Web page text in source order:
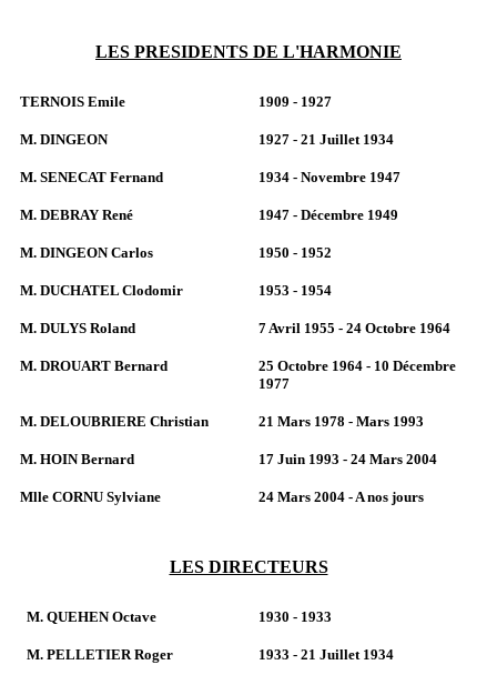
LES PRESIDENTS DE L'HARMONIE
TERNOIS Emile 1909 - 1927
M. DINGEON 1927 - 21 Juillet 1934
M. SENECAT Fernand 1934 - Novembre 1947
M. DEBRAY René 1947 - Décembre 1949
M. DINGEON Carlos 1950 - 1952
M. DUCHATEL Clodomir 1953 - 1954
M. DULYS Roland 7 Avril 1955 - 24 Octobre 1964
M. DROUART Bernard
25 Octobre 1964 - 10 Décembre
1977
M. DELOUBRIERE Christian 21 Mars 1978 - Mars 1993
M. HOIN Bernard 17 Juin 1993 - 24 Mars 2004
Mlle CORNU Sylviane 24 Mars 2004 - A nos jours
LES DIRECTEURS
M. QUEHEN Octave 1930 - 1933
M. PELLETIER Roger 1933 - 21 Juillet 1934